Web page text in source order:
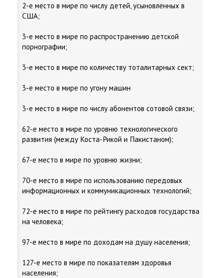
2-е место в мире по числу детей, усыновленных в
США;
3-е место в мире по распространению детской
порнографии;
3-е место в мире по количеству тоталитарных сект;
3-е место в мире по угону машин
3-е место в мире по числу абонентов сотовой связи;
62-е место в мире по уровню технологического
развития (между Коста-Рикой и Пакистаном);
67-е место в мире по уровню жизни;
70-е место в мире по использованию передовых
информационных и коммуникационных технологий;
72-е место в мире по рейтингу расходов государства
на человека;
97-е место в мире по доходам на душу населения;
127-е место в мире по показателям здоровья
населения;